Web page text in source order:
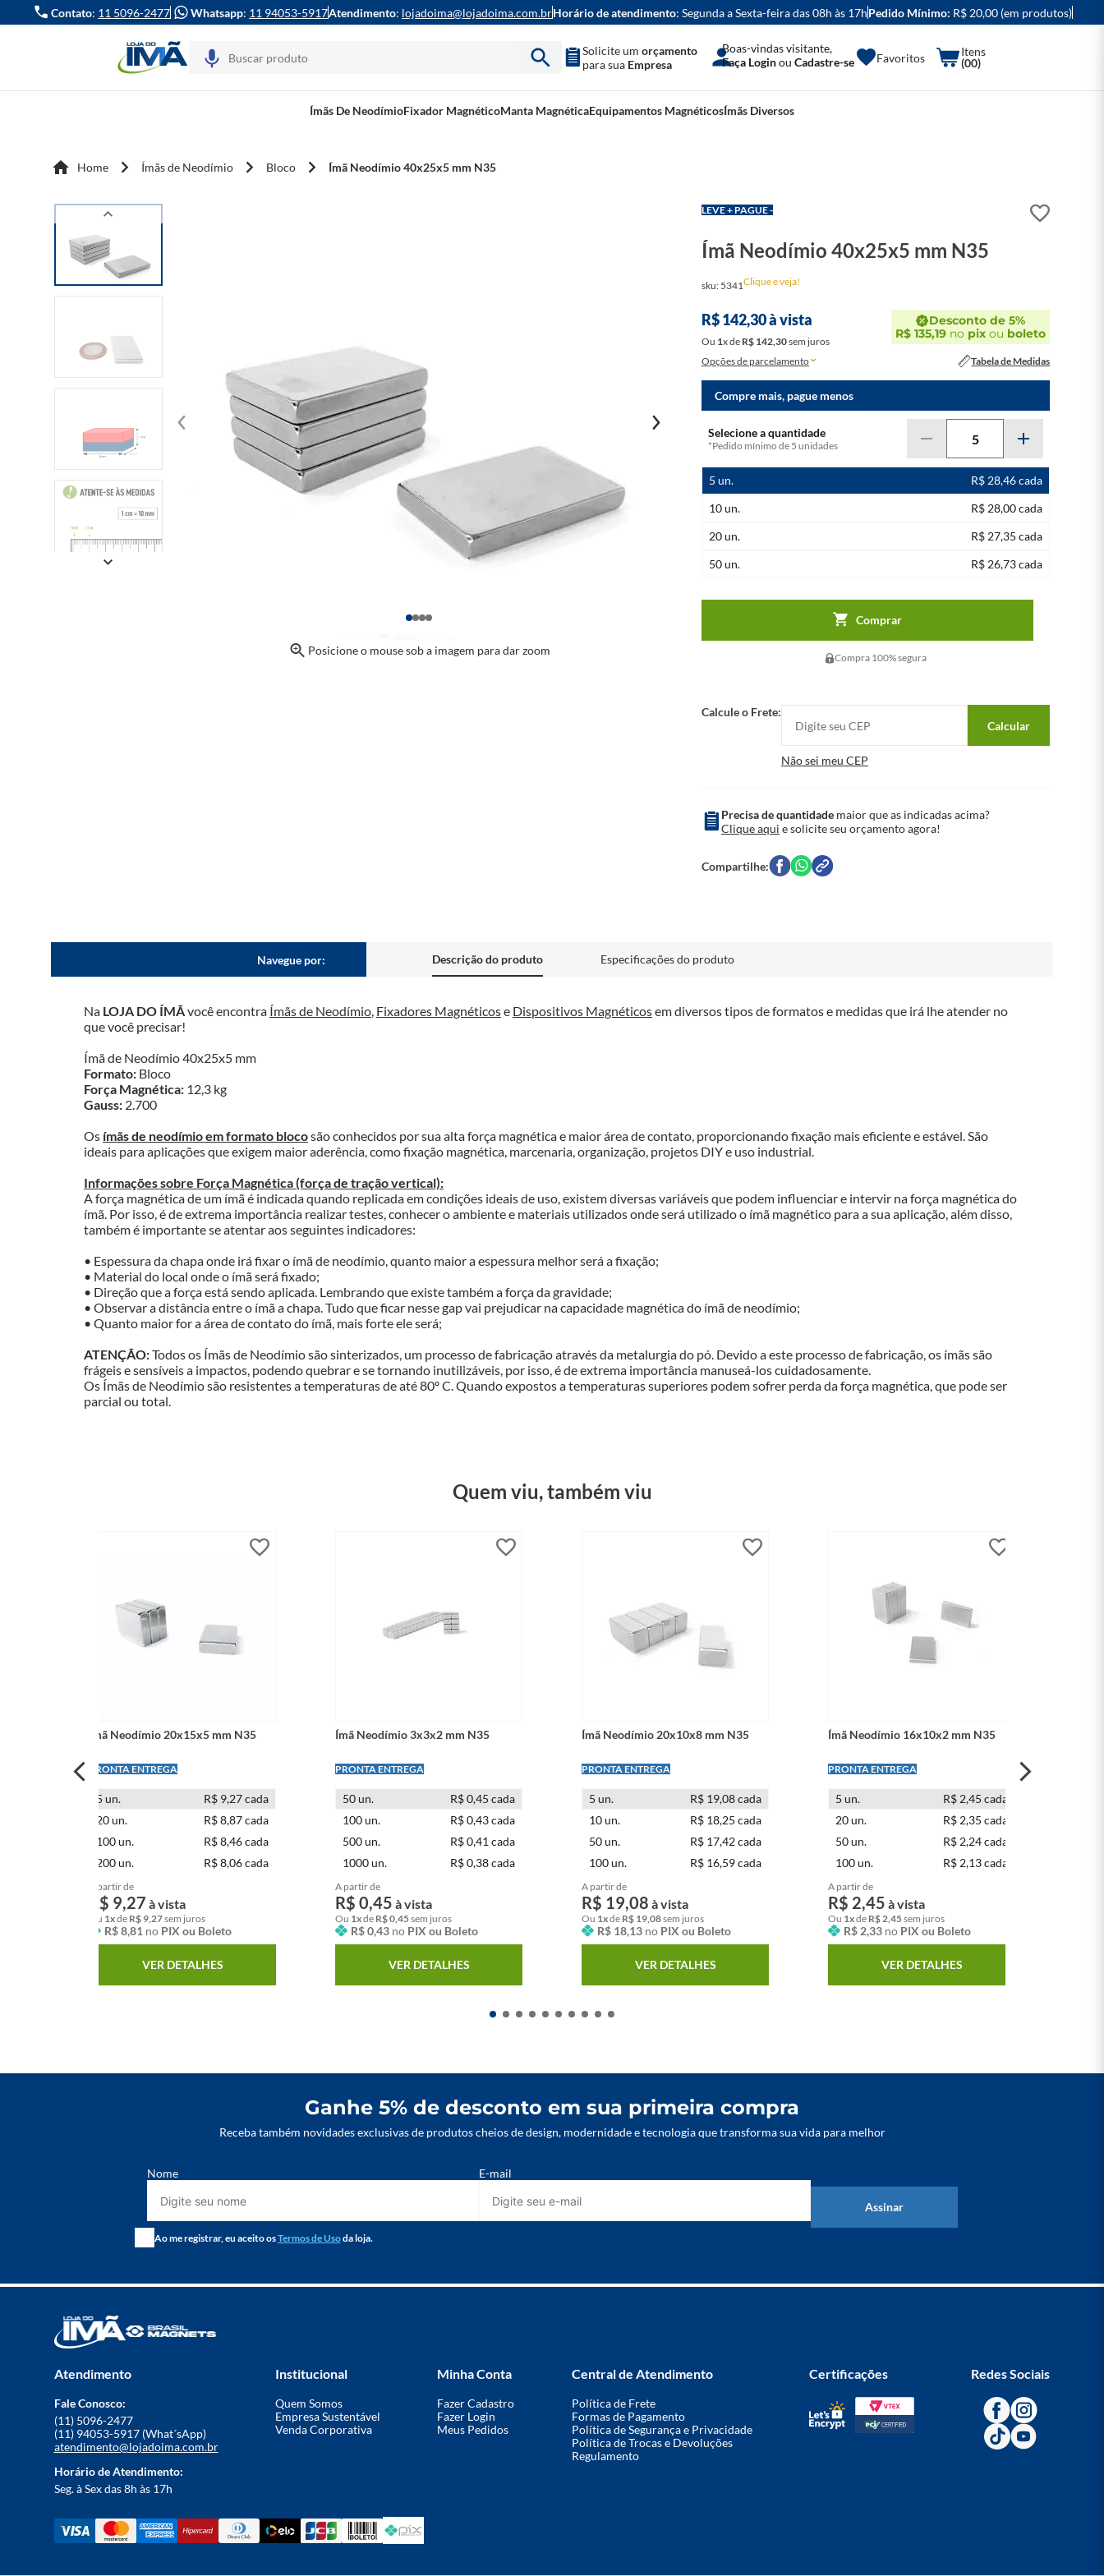
Contato: 11 5096-2477 Whatsapp: 11 94053-5917Atendimento: lojadoima@lojadoima.com.brHorário de atendimento: Segunda a Sexta-feira das 08h às 17hPedido Mínimo: R$ 20,00 (em produtos)
Solicite um orçamento
para sua Empresa
Boas-vindas visitante,
Faça Loginou Cadastre-se Favoritos (00)
Ímãs De NeodímioFixador MagnéticoManta MagnéticaEquipamentos MagnéticosÍmãs Diversos
Home Ímãs de Neodímio Bloco Ímã Neodímio 40x25x5 mm N35
Posicione o mouse sob a imagem para dar zoom
LEVE + PAGUE -
Ímã Neodímio 40x25x5 mm N35
sku: 5341Clique e veja!
R$142,30à vista
Ou 1xde R$ 142,30sem juros
Desconto de 5%
R$ 135,19 no pix ou boleto
Opções de parcelamento Tabela de Medidas
Compre mais, pague menos
*Pedido mínimo de 5 unidades
5 un.
R$ 28,46 cada
10un.
R$ 28,00 cada
20un.
R$ 27,35 cada
50un. R$ 26,73 cada
Comprar
Compra 100% segura
Calcule o Frete:
Calcular
Não sei meu CEP
Precisa de quantidademaior que as indicadas acima?
Clique aqui e solicite seu orçamento agora!
Navegue por: Descrição do produto Especificações do produto
Na LOJA DO ÍMÃ você encontra Ímãs de Neodímio, Fixadores Magnéticos e Dispositivos Magnéticos em diversos tipos de formatos e medidas que irá lhe atender no
que você precisar!
Ímã de Neodímio 40x25x5 mm
Formato: Bloco
Força Magnética: 12,3 kg
Gauss: 2.700
Os ímãs de neodímio em formato bloco são conhecidos por sua alta força magnética e maior área de contato, proporcionando fixação mais eficiente e estável. São
ideais para aplicações que exigem maior aderência, como fixação magnética, marcenaria, organização, projetos DIY e uso industrial.
Informações sobre Força Magnética (força de tração vertical):
A força magnética de um ímã é indicada quando replicada em condições ideais de uso, existem diversas variáveis que podem influenciar e intervir na força magnética do
ímã. Por isso, é de extrema importância realizar testes, conhecer o ambiente e materiais utilizados onde será utilizado o ímã magnético para a sua aplicação, além disso,
também é importante se atentar aos seguintes indicadores:
• Espessura da chapa onde irá fixar o ímã de neodímio, quanto maior a espessura melhor será a fixação;
• Material do local onde o ímã será fixado;
• Direção que a força está sendo aplicada. Lembrando que existe também a força da gravidade;
• Observar a distância entre o ímã a chapa. Tudo que ficar nesse gap vai prejudicar na capacidade magnética do ímã de neodímio;
• Quanto maior for a área de contato do ímã, mais forte ele será;
ATENÇÃO: Todos os Ímãs de Neodímio são sinterizados, um processo de fabricação através da metalurgia do pó. Devido a este processo de fabricação, os ímãs são
frágeis e sensíveis a impactos, podendo quebrar e se tornando inutilizáveis, por isso, é de extrema importância manuseá-los cuidadosamente.
Os Ímãs de Neodímio são resistentes a temperaturas de até 80º C. Quando expostos a temperaturas superiores podem sofrer perda da força magnética, que pode ser
parcial ou total.
Quem viu, também viu
Ímã Neodímio 20x15x5 mm N35
LEVE + PAGUE -
5 un.
R$ 9,27 cada
20un.
R$ 8,87 cada
100un.
R$ 8,46 cada
200un. R$ 8,06 cada
A partir de
R$ 9,27 à vista
Ou 1xde R$ 9,27sem juros
R$8,81 no PIX ou Boleto
VER DETALHES
Ímã Neodímio 3x3x2 mm N35
LEVE + PAGUE -
50un.
R$ 0,45 cada
100un.
R$ 0,43 cada
500un.
R$ 0,41 cada
1000un. R$ 0,38 cada
A partir de
R$ 0,45 à vista
Ou 1xde R$0,45sem juros
R$0,43 no PIX ou Boleto
VER DETALHES
Ímã Neodímio 20x10x8 mm N35
LEVE + PAGUE -
5 un.
R$ 19,08 cada
10un.
R$ 18,25 cada
50un.
R$ 17,42 cada
100un. R$ 16,59 cada
A partir de
R$ 19,08 à vista
Ou 1xde R$ 19,08sem juros
R$ 18,13 no PIX ou Boleto
VER DETALHES
Ímã Neodímio 16x10x2 mm N35
LEVE + PAGUE -
5 un.
R$ 2,45 cada
20un.
R$ 2,35 cada
50un.
R$ 2,24 cada
100un. R$ 2,13 cada
A partir de
R$ 2,45 à vista
Ou 1xde R$2,45sem juros
R$ 2,33 no PIX ou Boleto
VER DETALHES
Ganhe 5% de desconto em sua primeira compra
Receba também novidades exclusivas de produtos cheios de design, modernidade e tecnologia que transforma sua vida para melhor
Nome E-mail
Assinar
Ao me registrar, eu aceito osTermos de Usoda loja.
Atendimento
Fale Conosco:
(11) 5096-2477
(11) 94053-5917 (What´sApp)
atendimento@lojadoima.com.br
Horário de Atendimento:
Seg. à Sex das 8h às 17h
Institucional
Quem Somos
Empresa Sustentável
Venda Corporativa
Minha Conta
Fazer Cadastro
Fazer Login
Meus Pedidos
Central de Atendimento
Política de Frete
Formas de Pagamento
Política de Segurança e Privacidade
Política de Trocas e Devoluções
Regulamento
Certificações Redes Sociais